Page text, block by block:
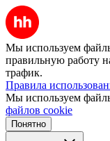
Мы используем
правильную работу
трафик.
Правила
Мы используем
файлов cookie
Понятно